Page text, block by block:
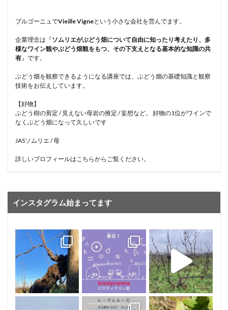
ブルゴーニュでVieille Vigneという小さな会社を営んでます。
企業理念は『ソムリエがぶどう畑について自由に知ったり考えたり、多
様なワイン観やぶどう畑観をもつ、その下支えとなる基本的な知識の共
有 』です。
ぶどう畑を観察できるようになる講座では、ぶどう畑の基礎知識と観察
技術をお伝えしています。
【好物】
ぶどう樹の剪定 / 見えない母岩の推定 / 妄想など。 好物の1位がワインで
なくぶどう畑になって久しいです
JASソムリエ / 母
詳しいプロフィールはこちらからご覧ください。
インスタグラム始まってます